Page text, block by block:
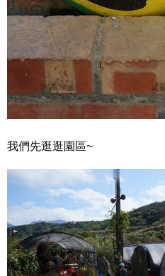
我們先逛逛園區~